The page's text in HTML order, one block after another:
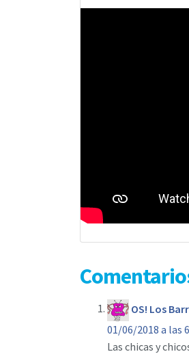
OS! Los
01/06/2018 a las
Las chicas y